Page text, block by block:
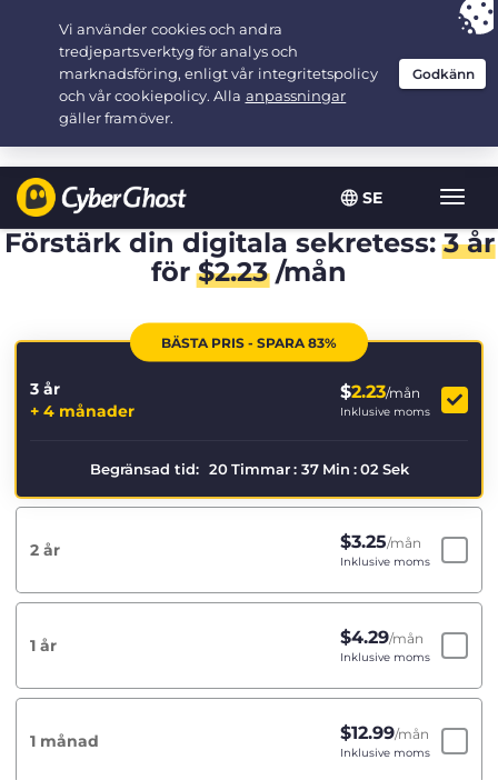
SE
Växla
Your choice:The Best Dealfor 3.3333333333333-years at $
/month
Förstärk din digitala sekretess:3 år
för$2.23/mån
BÄSTA PRIS - SPARA 83%
3 år
+ 4 månader
$2.23/mån
Inklusive moms
Begränsad tid: 20 Timmar : 37 Min : 02 Sek
2 år $3.25/mån
Inklusive moms
1 år $4.29/mån
Inklusive moms
1 månad $12.99/mån
Inklusive moms